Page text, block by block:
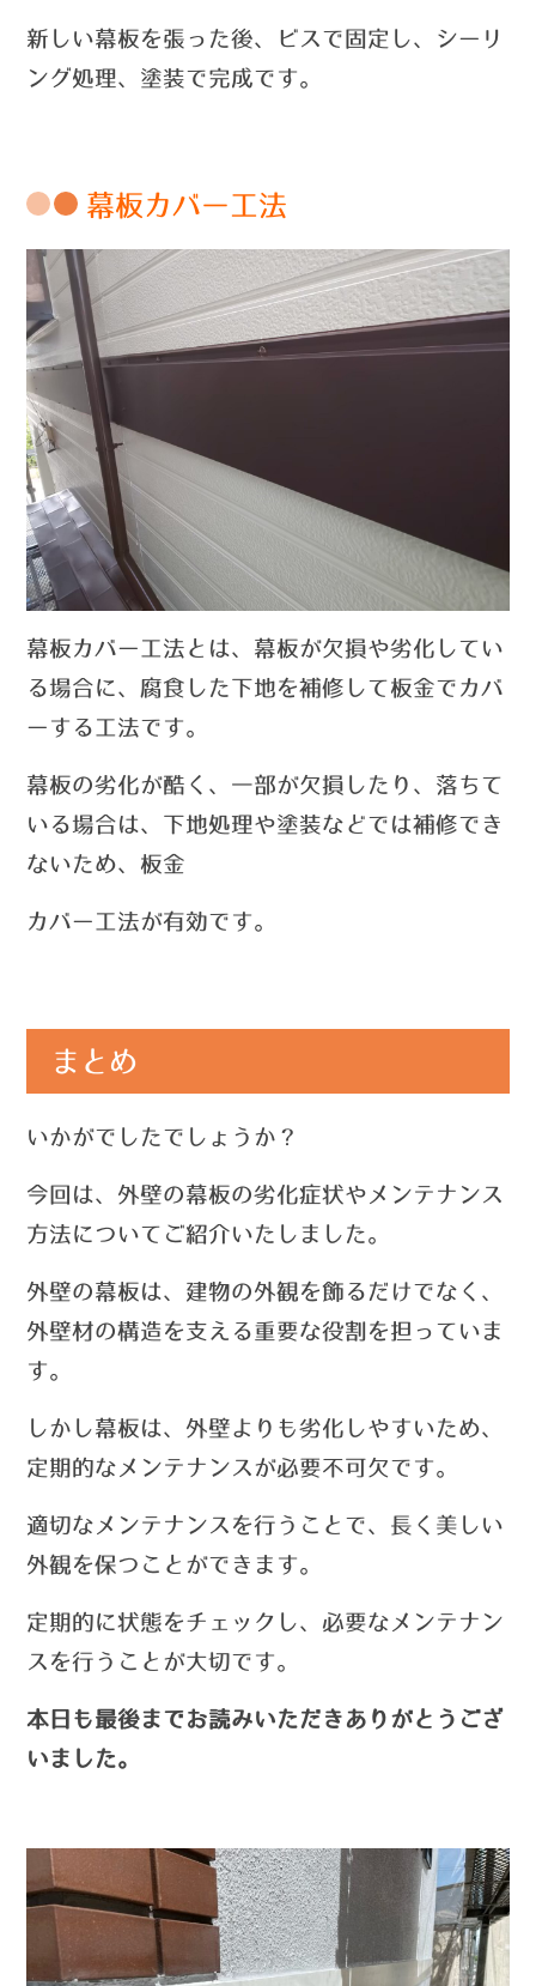
新しい幕板を張った後、ビスで固定し、シーリ
ング処理、塗装で完成です。
幕板カバー工法
幕板カバー工法とは、幕板が欠損や劣化してい
る場合に、腐食した下地を補修して板金でカバ
ーする工法です。
幕板の劣化が酷く、一部が欠損したり、落ちて
いる場合は、下地処理や塗装などでは補修でき
ないため、 板金
カバー工法が有効です。
まとめ
いかがでしたでしょうか？
今回は、外壁の幕板の劣化症状やメンテナンス
方法についてご紹介いたしました。
外壁の幕板は、建物の外観を飾るだけでなく、
外壁材の構造を支える重要な役割を担っていま
す。
しかし幕板は、外壁よりも劣化しやすいため、
定期的なメンテナンスが必要不可欠です。
適切なメンテナンスを行うことで、長く美しい
外観を保つことができます。
定期的に状態をチェックし、必要なメンテナン
スを行うことが大切です。
本日も最後までお読みいただきありがとうござ
いました。